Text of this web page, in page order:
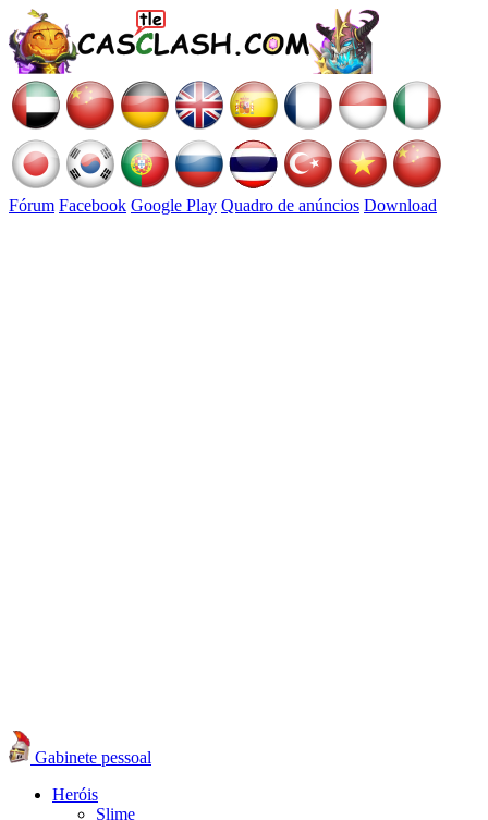
Fórum Facebook Google Play Quadro de anúncios Download
Gabinete pessoal
Heróis
Slime